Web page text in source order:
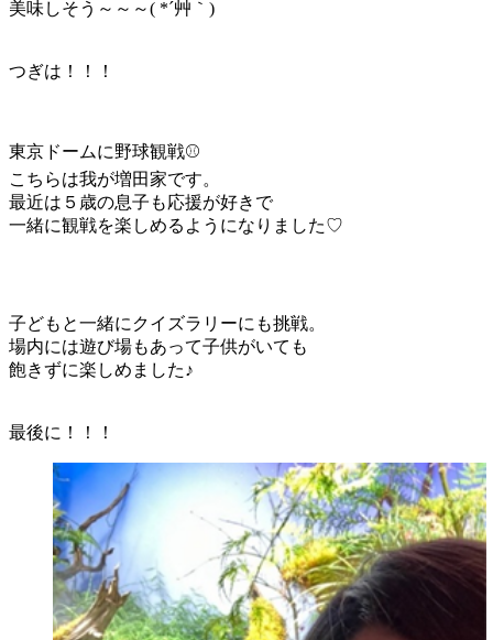
美味しそう～～～( *´艸｀)
つぎは！！！
東京ドームに野球観戦⚾
こちらは我が増田家です。
最近は５歳の息子も応援が好きで
一緒に観戦を楽しめるようになりました♡
子どもと一緒にクイズラリーにも挑戦。
場内には遊び場もあって子供がいても
飽きずに楽しめました♪
最後に！！！